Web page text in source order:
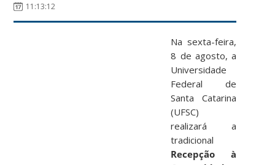
11:13:12
Na sexta-feira,
8 de agosto, a
Universidade
Federal de
Santa Catarina
(UFSC)
realizará a
tradicional
Recepção à